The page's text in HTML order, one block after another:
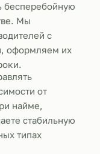
бесперебойную
Мы
с
оформляем их
от
найме,
стабильную
типах